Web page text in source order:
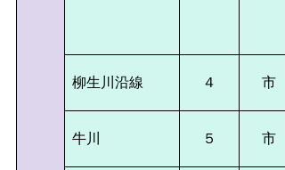
柳生川沿線 ４ 市
牛川 ５ 市